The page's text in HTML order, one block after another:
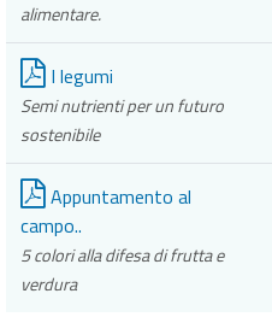
alimentare.
I legumi
Semi nutrienti per un futuro
sostenibile
Appuntamento al
campo..
5 colori alla difesa di frutta e
verdura